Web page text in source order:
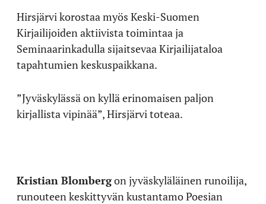
Hirsjärvi korostaa myös Keski-Suomen
Kirjailijoiden aktiivista toimintaa ja
Seminaarinkadulla sijaitsevaa Kirjailijataloa
tapahtumien keskuspaikkana.
”Jyväskylässä on kyllä erinomaisen paljon
kirjallista vipinää”, Hirsjärvi toteaa.
Kristian Blombergon jyväskyläläinen runoilija,
runouteen keskittyvän kustantamo Poesian